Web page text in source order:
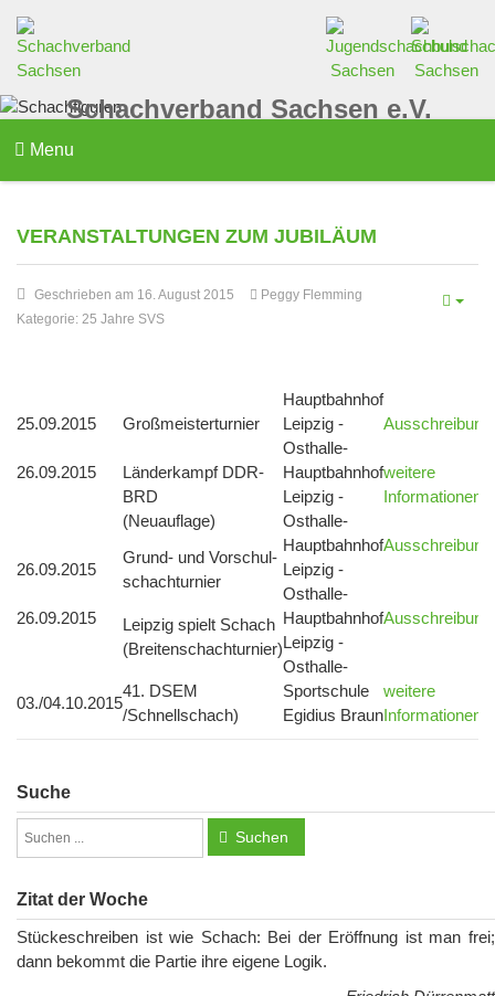
Schachverband Sachsen e.V.
Menu
VERANSTALTUNGEN ZUM JUBILÄUM
Geschrieben am 16. August 2015
Peggy Flemming
Kategorie: 25 Jahre SVS
25.09.2015 Großmeisterturnier
Hauptbahnhof
Leipzig -
Osthalle-
Ausschreibung
26.09.2015
Länderkampf DDR-
BRD
(Neuauflage)
Hauptbahnhof
Leipzig -
Osthalle-
weitere
Informationen
26.09.2015
Grund- und Vorschul-
schachturnier
Hauptbahnhof
Leipzig -
Osthalle-
Ausschreibung
26.09.2015
Leipzig spielt Schach
(Breitenschachturnier)
Hauptbahnhof
Leipzig -
Osthalle-
Ausschreibung
03./04.10.2015
41. DSEM
/Schnellschach)
Sportschule
Egidius Braun
weitere
Informationen
Suche
Suchen
Zitat der Woche
Stückeschreiben ist wie Schach: Bei der Eröffnung ist man frei;
dann bekommt die Partie ihre eigene Logik.